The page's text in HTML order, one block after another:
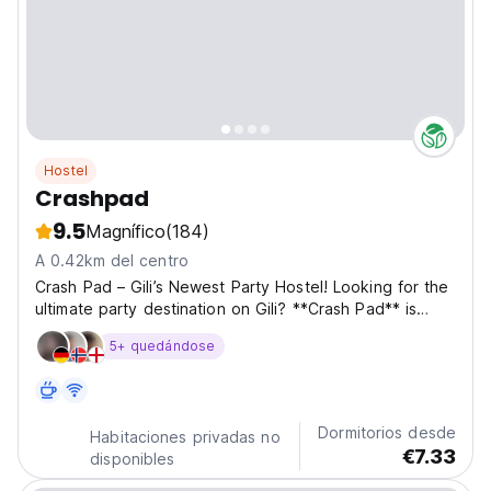
Hostel
Crashpad
9.5Magnífico(184)
A 0.42km del centro
Crash Pad – Gili’s Newest Party Hostel! Looking for the
ultimate party destination on Gili? **Crash Pad** is
where the fun begins! We’re a family-sized hostel
designed for those who want to connect, explore, and
5+ quedándose
Habitaciones privadas no
disponibles
Dormitorios desde
€7.33